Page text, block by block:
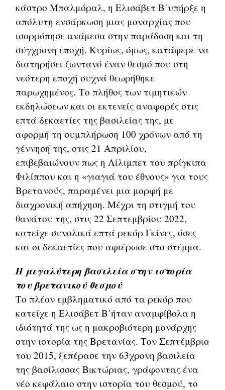
κάστρο Μπαλμόραλ, η Ελισάβετ Β΄υπήρξε η
απόλυτη ενσάρκωση μιας μοναρχίας που
ισορρόπησε ανάμεσα στην παράδοση και τη
σύγχρονη εποχή. Κυρίως, όμως, κατάφερε να
διατηρήσει ζωντανό έναν θεσμό που στη
νεότερη εποχή συχνά θεωρήθηκε
παρωχημένος. Το πλήθος των τιμητικών
εκδηλώσεων και οι εκτενείς αναφορές στις
επτά δεκαετίες της βασιλείας της, με
αφορμή τη συμπλήρωση 100 χρόνων από τη
γέννησή της, στις 21 Απριλίου,
επιβεβαιώνουν πως η Λίλιμπετ του πρίγκιπα
Φιλίππου και η «γιαγιά του έθνους» για τους
Βρετανούς, παραμένει μια μορφή με
διαχρονική απήχηση. Μέχρι τη στιγμή του
θανάτου της, στις 22 Σεπτεμβρίου 2022,
κατείχε συνολικά επτά ρεκόρ Γκίνες, όσες
και οι δεκαετίες που αφιέρωσε στο στέμμα.
Η μεγαλύτερη βασιλεία στην ιστορία
του βρετανικού θεσμού
Το πλέον εμβληματικό από τα ρεκόρ που
κατείχε η Ελισάβετ Β΄ήταν αναμφίβολα η
ιδιότητά της ως η μακροβιότερη μονάρχης
στην ιστορία της Βρετανίας. Τον Σεπτέμβριο
του 2015, ξεπέρασε την 63χρονη βασιλεία
της βασίλισσας Βικτώριας, γράφοντας ένα
νέο κεφάλαιο στην ιστορία του θεσμού, το